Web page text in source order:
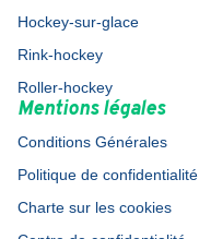
Hockey-sur-glace
Rink-hockey
Roller-hockey
Mentions légales
Conditions Générales
Politique de confidentialité
Charte sur les cookies